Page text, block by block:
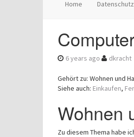
Home
6 years ago dkracht
Gehört zu: Wohnen und
Siehe auch: Einkaufen,
Wohnen
Zu diesem Thema habe